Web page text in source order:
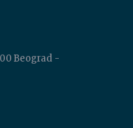
Beograd -